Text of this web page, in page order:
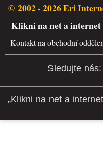
© 2002 - 2026 Eri
Klikni na net a internet
Kontakt na obchodní
Sledujte nás:
„Klikni na net a